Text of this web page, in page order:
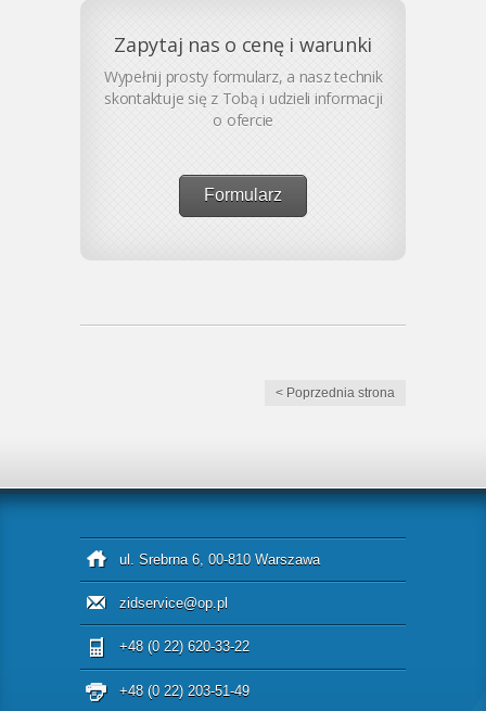
Zapytaj nas o cenę i warunki
Wypełnij prosty formularz, a nasz technik
skontaktuje się z Tobą i udzieli informacji
o ofercie
Formularz
< Poprzednia strona
ul. Srebrna 6, 00-810 Warszawa
zidservice@op.pl
+48 (0 22) 620-33-22
+48 (0 22) 203-51-49